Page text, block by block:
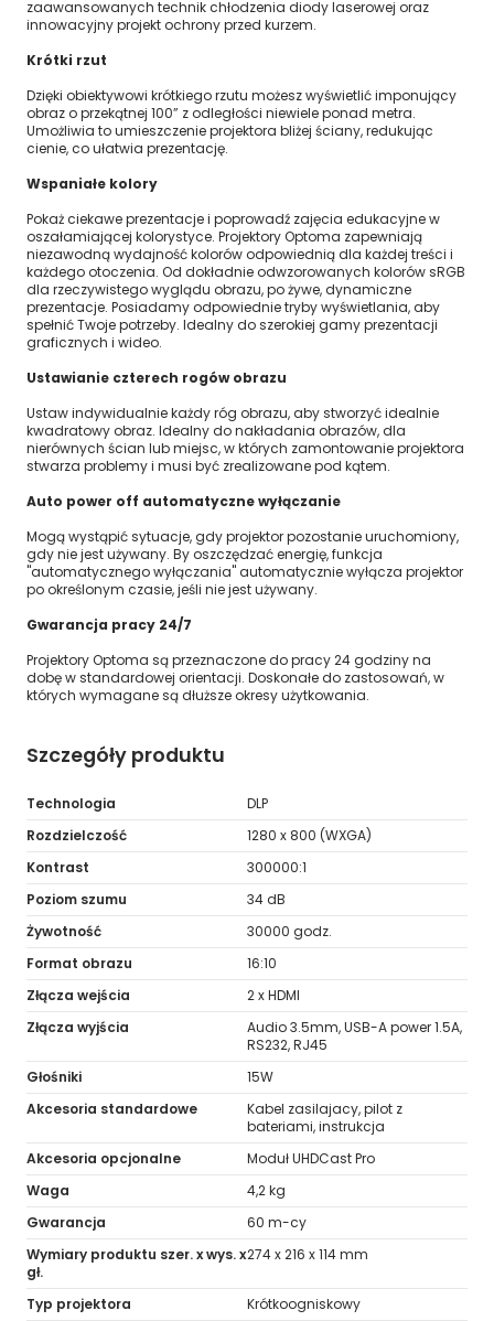
zaawansowanych technik chłodzenia diody laserowej oraz
innowacyjny projekt ochrony przed kurzem.
Krótki rzut
Dzięki obiektywowi krótkiego rzutu możesz wyświetlić imponujący
obraz o przekątnej 100” z odległości niewiele ponad metra.
Umożliwia to umieszczenie projektora bliżej ściany, redukując
cienie, co ułatwia prezentację.
Wspaniałe kolory
Pokaż ciekawe prezentacje i poprowadź zajęcia edukacyjne w
oszałamiającej kolorystyce. Projektory Optoma zapewniają
niezawodną wydajność kolorów odpowiednią dla każdej treści i
każdego otoczenia. Od dokładnie odwzorowanych kolorów sRGB
dla rzeczywistego wyglądu obrazu, po żywe, dynamiczne
prezentacje. Posiadamy odpowiednie tryby wyświetlania, aby
spełnić Twoje potrzeby. Idealny do szerokiej gamy prezentacji
graficznych i wideo.
Ustawianie czterech rogów obrazu
Ustaw indywidualnie każdy róg obrazu, aby stworzyć idealnie
kwadratowy obraz. Idealny do nakładania obrazów, dla
nierównych ścian lub miejsc, w których zamontowanie projektora
stwarza problemy i musi być zrealizowane pod kątem.
Auto power off automatyczne wyłączanie
Mogą wystąpić sytuacje, gdy projektor pozostanie uruchomiony,
gdy nie jest używany. By oszczędzać energię, funkcja
"automatycznego wyłączania" automatycznie wyłącza projektor
po określonym czasie, jeśli nie jest używany.
Gwarancja pracy 24/7
Projektory Optoma są przeznaczone do pracy 24 godziny na
dobę w standardowej orientacji. Doskonałe do zastosowań, w
których wymagane są dłuższe okresy użytkowania.
Szczegóły produktu
Technologia
DLP
Rozdzielczość
1280 x 800 (WXGA)
Kontrast
300000:1
Poziom szumu
34 dB
Żywotność
30000 godz.
Format obrazu
16:10
Złącza wejścia
2 x HDMI
Złącza wyjścia
Audio 3.5mm, USB-A power 1.5A,
RS232, RJ45
Głośniki
15W
Akcesoria standardowe
Kabel zasilajacy, pilot z
bateriami, instrukcja
Akcesoria opcjonalne
Moduł UHDCast Pro
Waga
4,2 kg
Gwarancja
60 m-cy
Wymiary produktu szer. x wys. x
gł.
274 x 216 x 114 mm
Typ projektora Krótkoogniskowy